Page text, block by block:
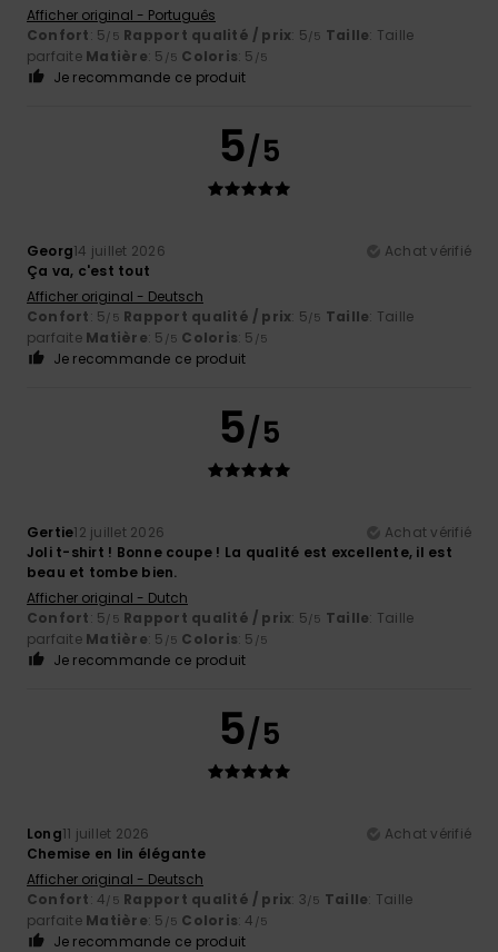
Afficher original - Português
Confort: 5/5 Rapport qualité / prix: 5/5 Taille: Taille
parfaite Matière: 5 /5 Coloris: 5 /5
Je recommande ce produit
5/5
Georg14 juillet 2026
Achat vérifié
Ça va, c'est tout
Afficher original - Deutsch
Confort: 5/5 Rapport qualité / prix: 5/5 Taille: Taille
parfaite Matière: 5 /5 Coloris: 5 /5
Je recommande ce produit
5/5
Gertie12 juillet 2026
Achat vérifié
Joli t-shirt ! Bonne coupe ! La qualité est excellente, il est
beau et tombe bien.
Afficher original - Dutch
Confort: 5/5 Rapport qualité / prix: 5/5 Taille: Taille
parfaite Matière: 5 /5 Coloris: 5 /5
Je recommande ce produit
5/5
Long11 juillet 2026
Achat vérifié
Chemise en lin élégante
Afficher original - Deutsch
Confort: 4/5 Rapport qualité / prix: 3/5 Taille: Taille
parfaite Matière: 5 /5 Coloris: 4 /5
Je recommande ce produit